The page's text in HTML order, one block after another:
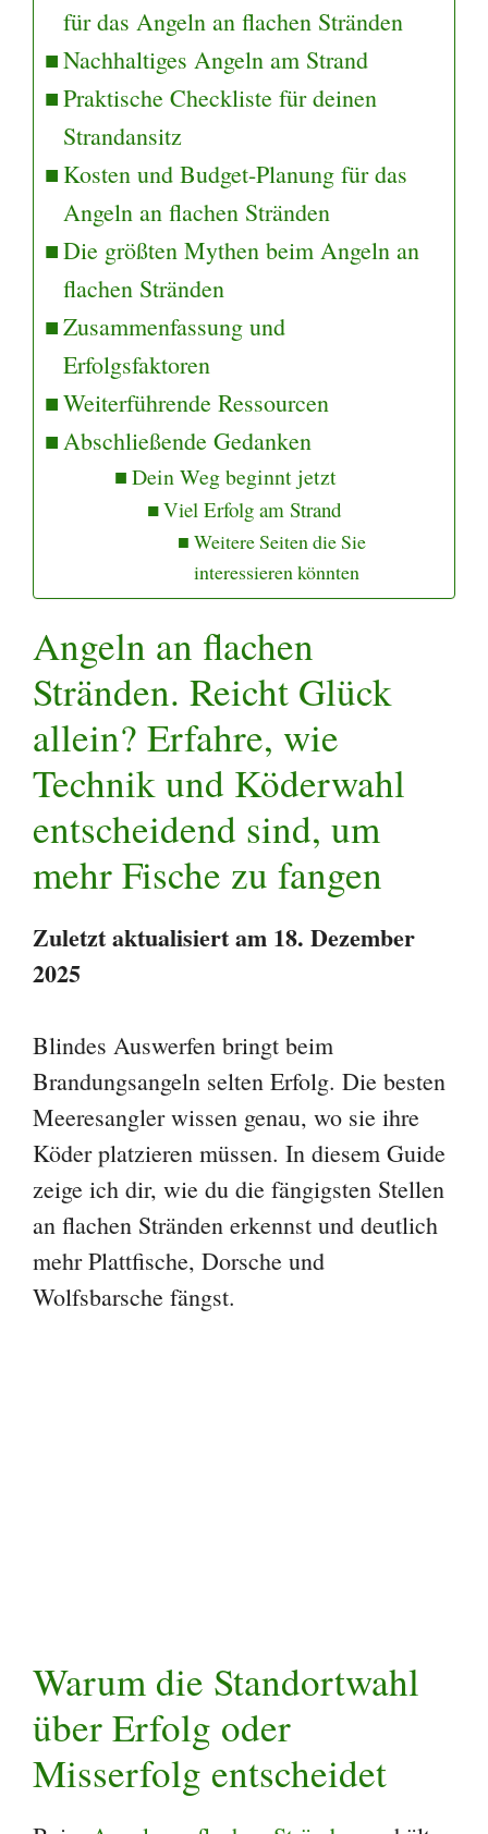
für das Angeln an flachen Stränden
Nachhaltiges Angeln am Strand
Praktische Checkliste für deinen
Strandansitz
Kosten und Budget-Planung für das
Angeln an flachen Stränden
Die größten Mythen beim Angeln an
flachen Stränden
Zusammenfassung und
Erfolgsfaktoren
Weiterführende Ressourcen
Abschließende Gedanken
Dein Weg beginnt jetzt
Viel Erfolg am Strand
Weitere Seiten die Sie
interessieren könnten
Angeln an flachen
Stränden. Reicht Glück
allein? Erfahre, wie
Technik und Köderwahl
entscheidend sind, um
mehr Fische zu fangen
Zuletzt aktualisiert am 18. Dezember
2025
Blindes Auswerfen bringt beim
Brandungsangeln selten Erfolg. Die besten
Meeresangler wissen genau, wo sie ihre
Köder platzieren müssen. In diesem Guide
zeige ich dir, wie du die fängigsten Stellen
an flachen Stränden erkennst und deutlich
mehr Plattfische, Dorsche und
Wolfsbarsche fängst.
Warum die Standortwahl
über Erfolg oder
Misserfolg entscheidet